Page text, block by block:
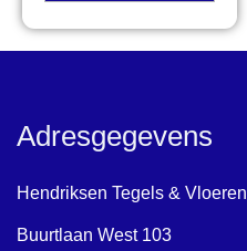
Adresgegevens
Hendriksen Tegels & Vloeren
Buurtlaan West 103